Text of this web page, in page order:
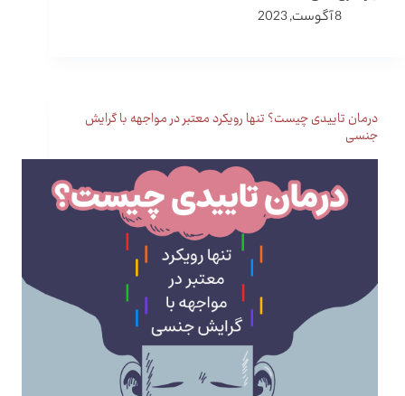
8 آگوست, 2023
درمان تاییدی چیست؟ تنها رویکرد معتبر در مواجهه با گرایش
جنسی